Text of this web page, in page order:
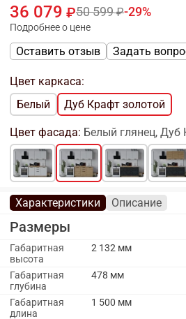
36 079 50 599 29
Подробнее о цене
Оставить отзыв Задать
Цвет каркаса:
Белый
Дуб Крафт золотой
Цвет фасада: Белый глянец, Дуб
Характеристики Описание
Размеры
Габаритная
высота
2 132 мм
Габаритная
глубина
478 мм
Габаритная
длина
1 500 мм